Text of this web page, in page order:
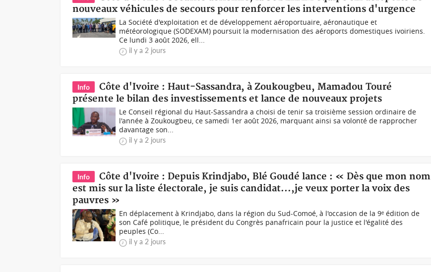
nouveaux véhicules de secours pour renforcer les interventions d'urgence
La Société d'exploitation et de développement aéroportuaire, aéronautique et
météorologique (SODEXAM) poursuit la modernisation des aéroports domestiques ivoiriens.
Ce lundi 3 août 2026, ell...
il y a 2 jours
Info
Côte d'Ivoire : Haut-Sassandra, à Zoukougbeu, Mamadou Touré
présente le bilan des investissements et lance de nouveaux projets
Le Conseil régional du Haut-Sassandra a choisi de tenir sa troisième session ordinaire de
l'année à Zoukougbeu, ce samedi 1er août 2026, marquant ainsi sa volonté de rapprocher
davantage son...
il y a 2 jours
Info
Côte d'Ivoire : Depuis Krindjabo, Blé Goudé lance : « Dès que mon nom
est mis sur la liste électorale, je suis candidat...,je veux porter la voix des
pauvres »
En déplacement à Krindjabo, dans la région du Sud-Comoé, à l'occasion de la 9ᵉ édition de
son Café politique, le président du Congrès panafricain pour la justice et l'égalité des
peuples (Co...
il y a 2 jours